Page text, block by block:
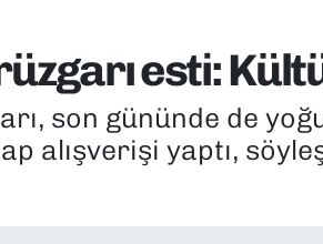
esti:
son gününde de
alışverişi yaptı,